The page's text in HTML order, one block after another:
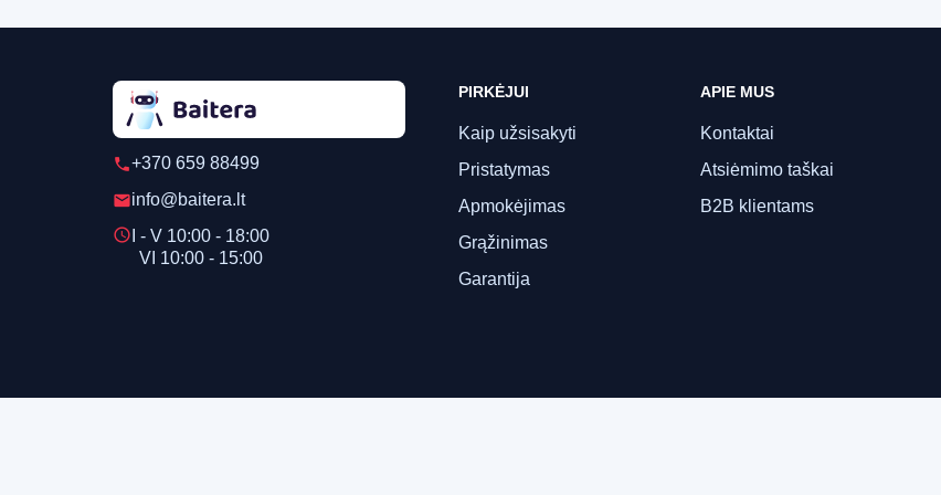
phone+370 659 88499
emailinfo@baitera.lt
schedule I - V 10:00 - 18:00
VI 10:00 - 15:00
PIRKĖJUI
Kaip užsisakyti
Pristatymas
Apmokėjimas
Grąžinimas
Garantija
APIE MUS
Kontaktai
Atsiėmimo taškai
B2B klientams